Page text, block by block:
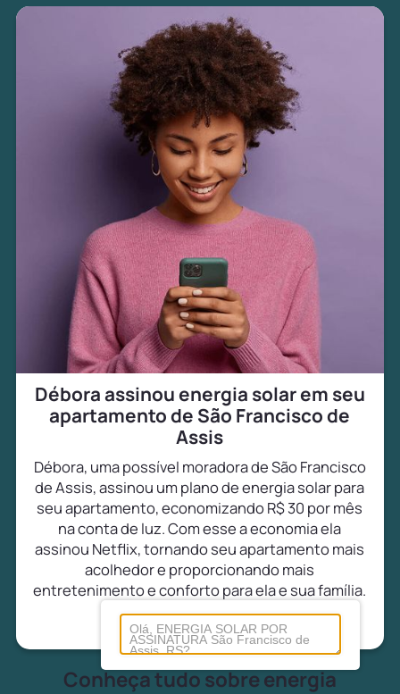
Débora assinou energia solar em seu
apartamento de São Francisco de
Assis
Débora, uma possível moradora de São Francisco
de Assis, assinou um plano de energia solar para
seu apartamento, economizando R$ 30 por mês
na conta de luz. Com esse a economia ela
assinou Netflix, tornando seu apartamento mais
acolhedor e proporcionando mais
entretenimento e conforto para ela e sua família.
Conheça tudo sobre energia